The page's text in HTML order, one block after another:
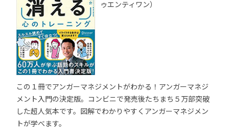
ゥエンティワン）
この１冊でアンガーマネジメントがわかる！アンガーマネジ
メント入門の決定版。コンビニで発売後たちまち５万部突破
した超人気本です。図解でわかりやすくアンガーマネジメン
トが学べます。